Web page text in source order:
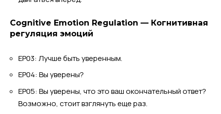
Cognitive Emotion Regulation — Когнитивная
регуляция эмоций
EP03: Лучше быть уверенным.
EP04: Вы уверены?
EP05: Вы уверены, что это ваш окончательный ответ?
Возможно, стоит взглянуть еще раз.